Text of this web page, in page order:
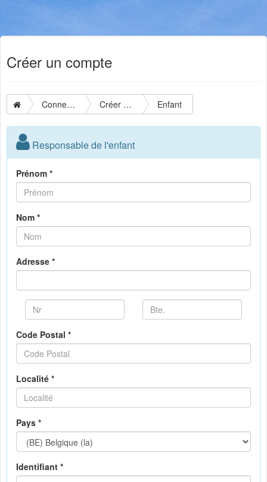
Créer un compte
Connexion Créer un compte Enfant
Responsable de l'enfant
Prénom *
Nom *
Adresse *
Code Postal *
Localité *
Pays *
Identifiant *